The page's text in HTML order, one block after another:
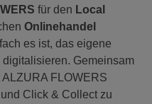
für den Local
Onlinehandel
es ist, das eigene
Gemeinsam
FLOWERS
Click & Collect zu